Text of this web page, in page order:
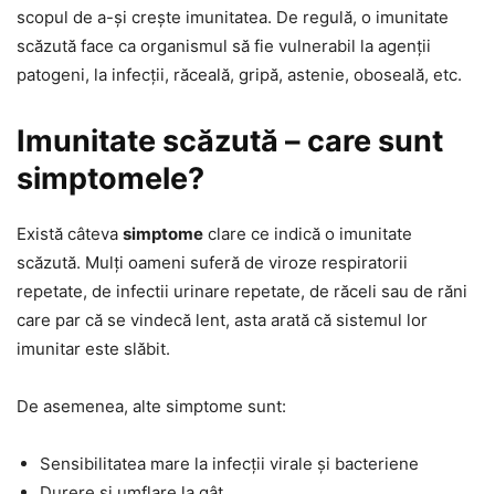
scopul de a-și crește imunitatea. De regulă, o imunitate
scăzută face ca organismul să fie vulnerabil la agenții
patogeni, la infecții, răceală, gripă, astenie, oboseală, etc.
Imunitate scăzută – care sunt
simptomele?
Există câteva simptome clare ce indică o imunitate
scăzută. Mulți oameni suferă de viroze respiratorii
repetate, de infectii urinare repetate, de răceli sau de răni
care par că se vindecă lent, asta arată că sistemul lor
imunitar este slăbit.
De asemenea, alte simptome sunt:
Sensibilitatea mare la infecții virale și bacteriene